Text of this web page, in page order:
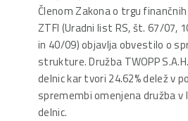
Členom Zakona o trgu
ZTFI (Uradni list RS, št. 67/07,
in 40/09) objavlja obvestilo o
strukture. Družba TWOPP
delnic kar tvori 24.62% delež v
spremembi omenjena družba v
delnic.